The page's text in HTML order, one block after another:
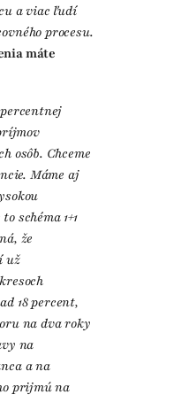
a viac ľudí
procesu.
máte
osôb. Chceme
Máme aj
schéma 1+1
že
už
18 percent,
na dva roky
na
a na
prijmú na